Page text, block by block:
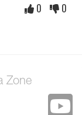
0 0
Zone